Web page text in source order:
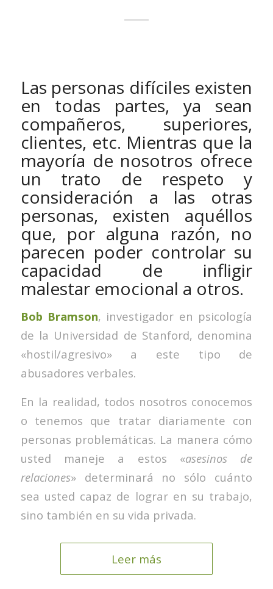
Las personas difíciles existen
en todas partes, ya sean
compañeros, superiores,
clientes, etc. Mientras que la
mayoría de nosotros ofrece
un trato de respeto y
consideración a las otras
personas, existen aquéllos
que, por alguna razón, no
parecen poder controlar su
capacidad de infligir
malestar emocional a otros.
Bob Bramson, investigador en psicología
de la Universidad de Stanford, denomina
«hostil/agresivo» a este tipo de
abusadores verbales.
En la realidad, todos nosotros conocemos
o tenemos que tratar diariamente con
personas problemáticas. La manera cómo
usted maneje a estos «asesinos de
relaciones» determinará no sólo cuánto
sea usted capaz de lograr en su trabajo,
sino también en su vida privada.
Leer más